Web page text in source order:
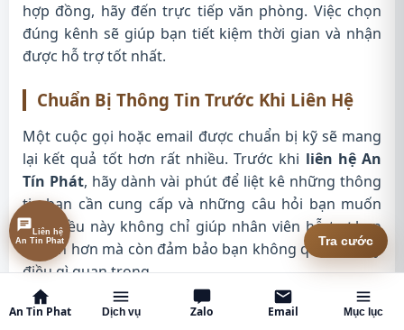
hợp đồng, hãy đến trực tiếp văn phòng. Việc chọn
đúng kênh sẽ giúp bạn tiết kiệm thời gian và nhận
được hỗ trợ tốt nhất.
Chuẩn Bị Thông Tin Trước Khi Liên Hệ
Một cuộc gọi hoặc email được chuẩn bị kỹ sẽ mang
lại kết quả tốt hơn rất nhiều. Trước khi liên hệ An
Tín Phát, hãy dành vài phút để liệt kê những thông
tin bạn cần cung cấp và những câu hỏi bạn muốn
hỏi. Điều này không chỉ giúp nhân viên hỗ trợ bạn
nhanh hơn mà còn đảm bảo bạn không quên bất kỳ
điều gì quan trọng.
Ghi Nhận Thông Tin Phản Hồi
An Tin Phat Dịch vụ Zalo Email Mục lục
Tra cước
Liên hệ
An Tin Phat